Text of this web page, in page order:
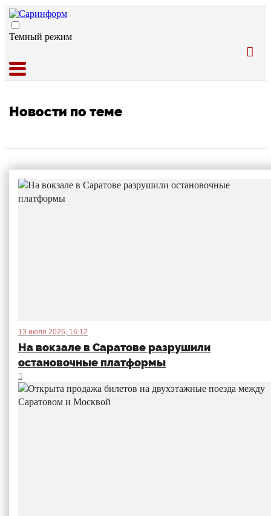
Темный режим
Новости по теме
13 июля 2026, 16:12
На вокзале в Саратове разрушили
остановочные платформы